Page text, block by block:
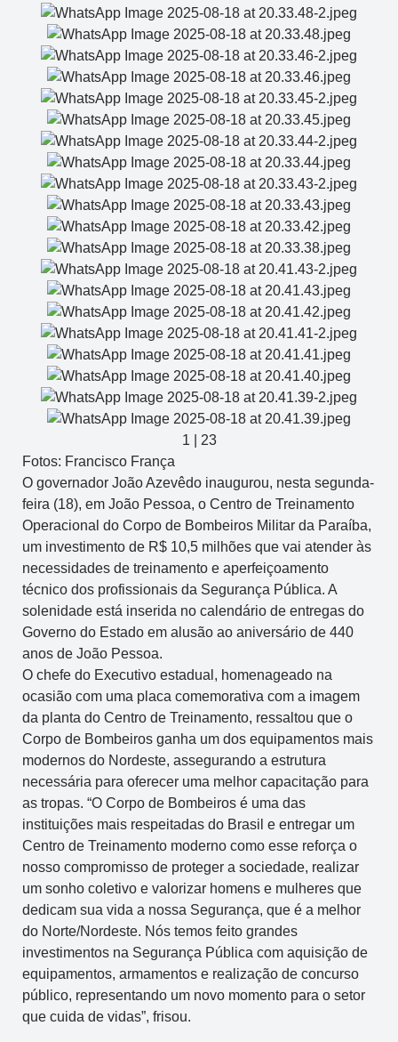
1
23
Fotos: Francisco França
O governador João Azevêdo inaugurou, nesta segunda-
feira (18), em João Pessoa, o Centro de Treinamento
Operacional do Corpo de Bombeiros Militar da Paraíba,
um investimento de R$ 10,5 milhões que vai atender às
necessidades de treinamento e aperfeiçoamento
técnico dos profissionais da Segurança Pública. A
solenidade está inserida no calendário de entregas do
Governo do Estado em alusão ao aniversário de 440
anos de João Pessoa.
O chefe do Executivo estadual, homenageado na
ocasião com uma placa comemorativa com a imagem
da planta do Centro de Treinamento, ressaltou que o
Corpo de Bombeiros ganha um dos equipamentos mais
modernos do Nordeste, assegurando a estrutura
necessária para oferecer uma melhor capacitação para
as tropas. “O Corpo de Bombeiros é uma das
instituições mais respeitadas do Brasil e entregar um
Centro de Treinamento moderno como esse reforça o
nosso compromisso de proteger a sociedade, realizar
um sonho coletivo e valorizar homens e mulheres que
dedicam sua vida a nossa Segurança, que é a melhor
do Norte/Nordeste. Nós temos feito grandes
investimentos na Segurança Pública com aquisição de
equipamentos, armamentos e realização de concurso
público, representando um novo momento para o setor
que cuida de vidas”, frisou.